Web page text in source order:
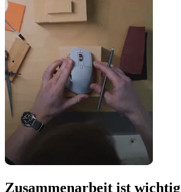
Zusammenarbeit ist wichtig